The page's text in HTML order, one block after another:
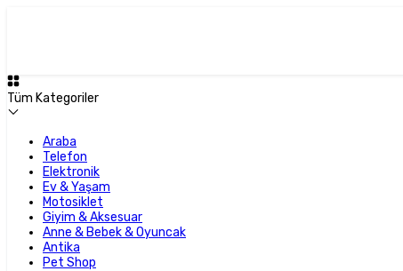
Tüm Kategoriler
Araba
Telefon
Elektronik
Ev & Yaşam
Motosiklet
Giyim & Aksesuar
Anne & Bebek & Oyuncak
Antika
Pet Shop